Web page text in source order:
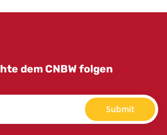
dem CNBW folgen
Submit